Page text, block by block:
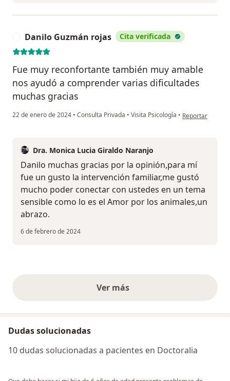
Danilo Guzmán rojas Cita verificada
Fue muy reconfortante también muy amable
nos ayudó a comprender varias dificultades
muchas gracias
22 de enero de 2024 • Consulta Privada • Visita Psicología • en opinión del
Reportar
Dra. Monica Lucia Giraldo Naranjo
Danilo muchas gracias por la opinión,para mí
fue un gusto la intervención familiar,me gustó
mucho poder conectar con ustedes en un tema
sensible como lo es el Amor por los animales,un
abrazo.
6 de febrero de 2024
Ver másopiniones anteriores
Dudas solucionadas
10 dudas solucionadas a pacientes en Doctoralia